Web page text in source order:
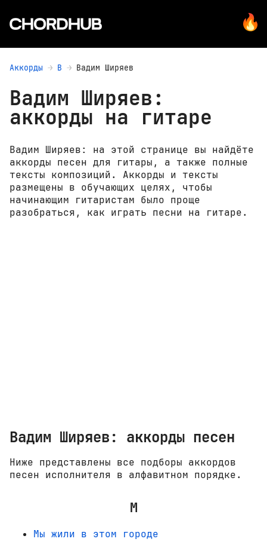
Аккорды В Вадим Ширяев
Вадим Ширяев:
аккорды на гитаре
Вадим Ширяев: на этой странице вы найдёте
аккорды песен для гитары, а также полные
тексты композиций. Аккорды и тексты
размещены в обучающих целях, чтобы
начинающим гитаристам было проще
разобраться, как играть песни на гитаре.
Вадим Ширяев: аккорды песен
Ниже представлены все подборы аккордов
песен исполнителя в алфавитном порядке.
М
Мы жили в этом городе